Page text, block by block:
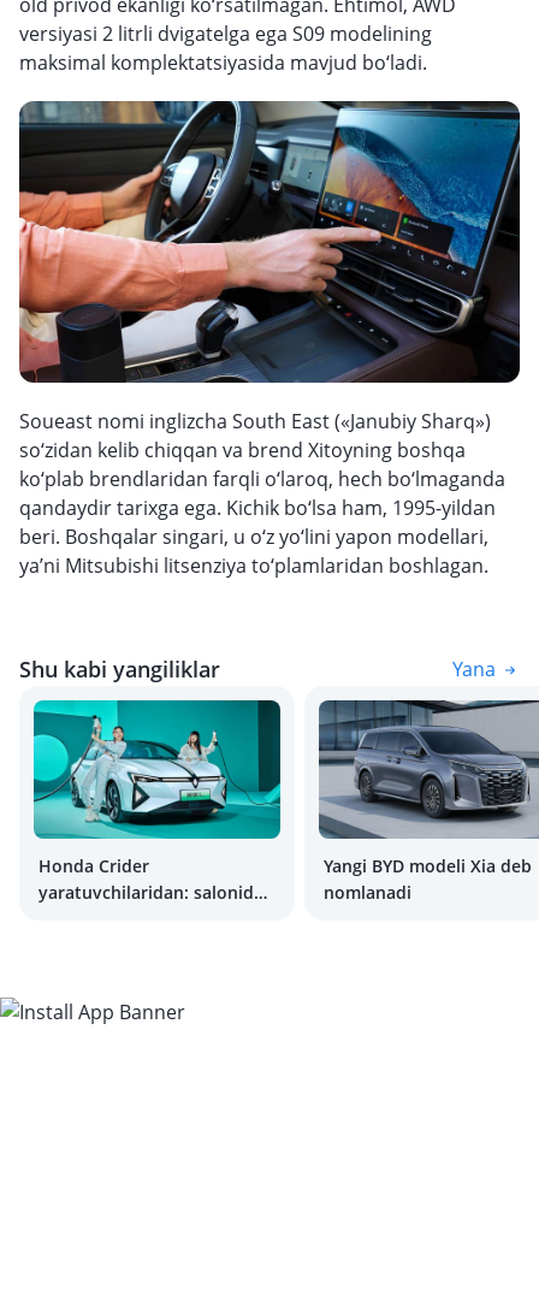
versiyasi 2 litrli dvigatelga ega S09 modelining
maksimal komplektatsiyasida mavjud bo‘ladi.
Soueast nomi inglizcha South East («Janubiy Sharq»)
so‘zidan kelib chiqqan va brend Xitoyning boshqa
ko‘plab brendlaridan farqli o‘laroq, hech bo‘lmaganda
qandaydir tarixga ega. Kichik bo‘lsa ham, 1995-yildan
beri. Boshqalar singari, u o‘z yo‘lini yapon modellari,
ya’ni Mitsubishi litsenziya to‘plamlaridan boshlagan.
Shu kabi yangiliklar Yana
Honda Crider
yaratuvchilaridan: salonida
Yangi BYD modeli Xia deb
nomlanadi